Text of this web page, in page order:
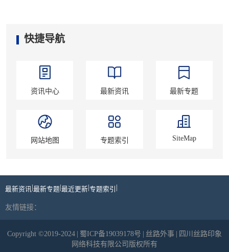
快捷导航
资讯中心 最新资讯 最新专题
网站地图 专题索引 SiteMap
最新资讯 最新专题 最近更新 专题索引
友情链接：
Copyright ©2019-2024 蜀ICP备19039178号 丝路外事
四川丝路印象
网络科技有限公司版权所有